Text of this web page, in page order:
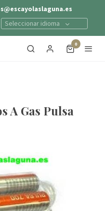
Seleccionar idioma
0
A Gas Pulsa